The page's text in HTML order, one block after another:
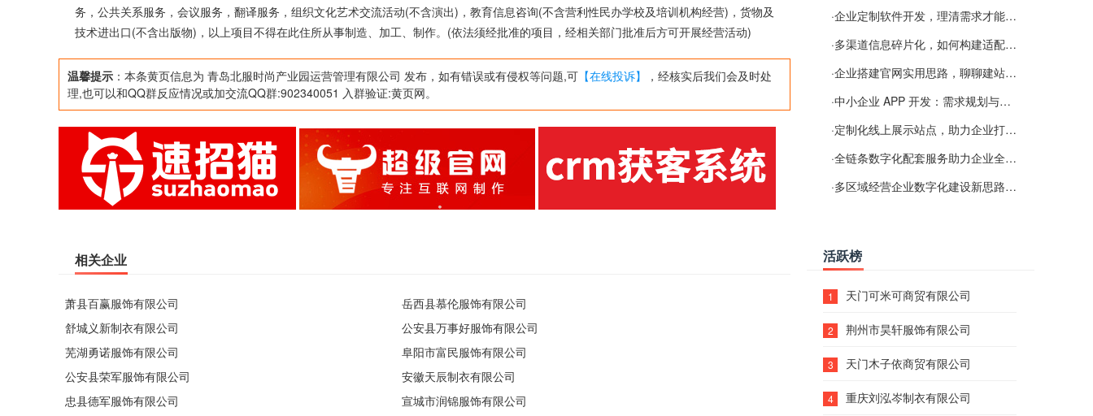
含医用软件)，打字、复印业务，清洁服务，公共关系服务，会议服务，翻译服务，组织文化
艺术交流活动(不含演出)，教育信息咨询(不含营利性民办学校及培训机构经营)，货物及技术
进出口(不含出版物)，以上项目不得在此住所从事制造、加工、制作。(依法须经批准的项目，
经相关部门批准后方可开展经营活动)
务，公共关系服务，会议服务，翻译服务，组织文化艺术交流活动(不含演出)，教育信息咨询(不含营利性民办学校及培训机构经营)，货物及
技术进出口(不含出版物)，以上项目不得在此住所从事制造、加工、制作。(依法须经批准的项目，经相关部门批准后方可开展经营活动)
温馨提示 ：本条黄页信息为 青岛北服时尚产业园运营管理有限公司 发布，如有错误或有侵权等问题,可 【在线投诉】
，经核实后我们会及时处
理,也可以和QQ群反应情况或加交流QQ群:902340051 入群验证:黄页网。
相关企业
萧县百赢服饰有限公司
舒城义新制衣有限公司
芜湖勇诺服饰有限公司
公安县荣军服饰有限公司
忠县德军服饰有限公司
岳西县慕伦服饰有限公司
公安县万事好服饰有限公司
阜阳市富民服饰有限公司
安徽天辰制衣有限公司
宣城市润锦服饰有限公司
·企业定制软件开发，理清需求才能提升数字化落地效率
·多渠道信息碎片化，如何构建适配 AI 检索的品牌信息源
·企业搭建官网实用思路，聊聊建站容易忽视的问题
·中小企业 APP 开发：需求规划与项目落地避坑经验分享
·定制化线上展示站点，助力企业打通线上经营渠道
·全链条数字化配套服务助力企业全域线上经营
·多区域经营企业数字化建设新思路：多端载体与地域检索一体化落地思路分享
活跃榜
1 天门可米可商贸有限公司
2 荆州市昊轩服饰有限公司
3 天门木子依商贸有限公司
4 重庆刘泓岑制衣有限公司